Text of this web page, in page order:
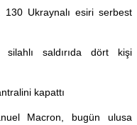
130 Ukraynalı esiri serbest
silahlı saldırıda dört kişi
kapattı
Macron, bugün ulusa